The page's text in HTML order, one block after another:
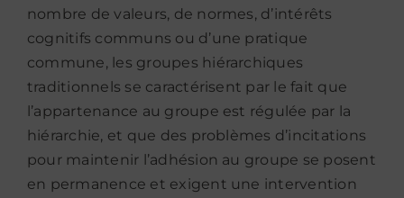
nombre de valeurs, de normes, d’intérêts
cognitifs communs ou d’une pratique
commune, les groupes hiérarchiques
traditionnels se caractérisent par le fait que
l’appartenance au groupe est régulée par la
hiérarchie, et que des problèmes d’incitations
pour maintenir l’adhésion au groupe se posent
en permanence et exigent une intervention